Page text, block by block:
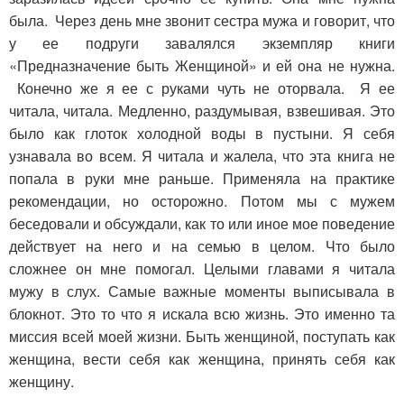
была. Через день мне звонит сестра мужа и говорит, что
у ее подруги завалялся экземпляр книги
«Предназначение быть Женщиной» и ей она не нужна.
Конечно же я ее с руками чуть не оторвала. Я ее
читала, читала. Медленно, раздумывая, взвешивая. Это
было как глоток холодной воды в пустыни. Я себя
узнавала во всем. Я читала и жалела, что эта книга не
попала в руки мне раньше. Применяла на практике
рекомендации, но осторожно. Потом мы с мужем
беседовали и обсуждали, как то или иное мое поведение
действует на него и на семью в целом. Что было
сложнее он мне помогал. Целыми главами я читала
мужу в слух. Самые важные моменты выписывала в
блокнот. Это то что я искала всю жизнь. Это именно та
миссия всей моей жизни. Быть женщиной, поступать как
женщина, вести себя как женщина, принять себя как
женщину.